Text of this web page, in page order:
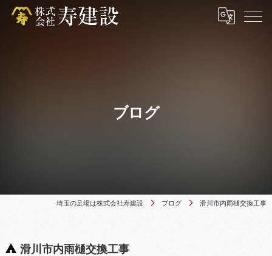
ブログ
埼玉の足場は株式会社寿建設 ブログ 滑川市内雨樋交換工事
滑川市内雨樋交換工事